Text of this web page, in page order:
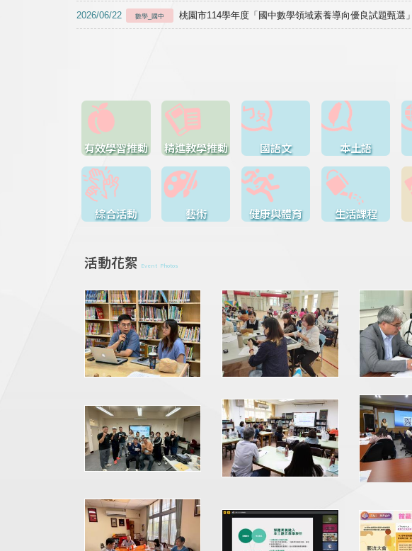
2026/06/22 數學_國中 桃園市114學年度「國中數學領域素養導向優良試題甄選
有效學習推動 精進教學推動 國語文 本土語
綜合活動 藝術 健康與體育 生活課程
活動花絮 Event Photos